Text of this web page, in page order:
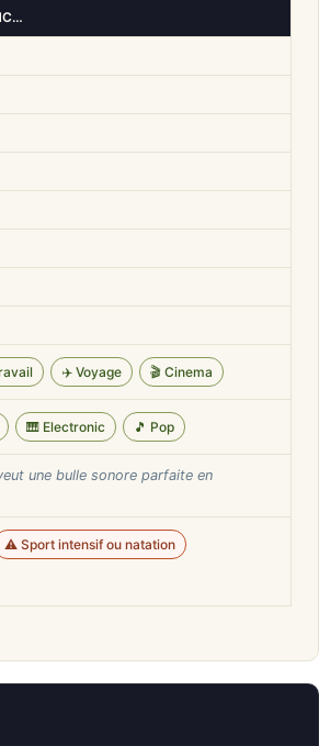
✈️ Voyage 🎬 Cinema
🎹 Electronic 🎵 Pop
une bulle sonore parfaite en
⚠️ Sport intensif ou natation